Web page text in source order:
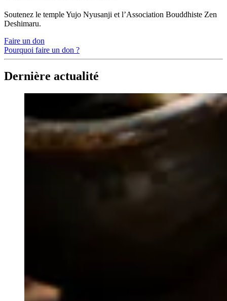
Soutenez le temple Yujo Nyusanji et l’Association Bouddhiste Zen
Deshimaru.
Faire un don
Pourquoi faire un don ?
Dernière actualité